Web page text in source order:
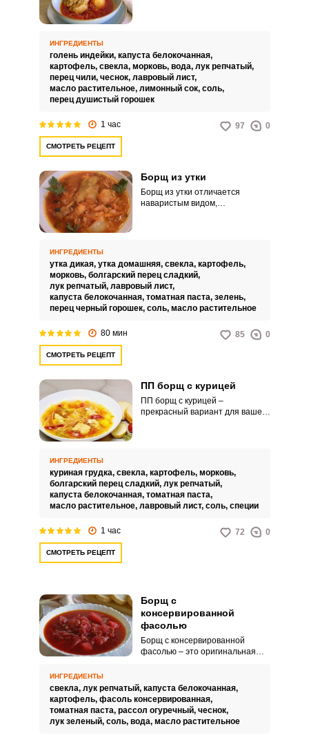
ИНГРЕДИЕНТЫ
голень индейки, капуста белокочанная,
картофель, свекла, морковь, вода, лук репчатый,
перец чили, чеснок, лавровый лист,
масло растительное, лимонный сок, соль,
перец душистый горошек
1 час 97 0
СМОТРЕТЬ РЕЦЕПТ
Борщ из утки
Борщ из утки отличается
наваристым видом,
ИНГРЕДИЕНТЫ
утка дикая, утка домашняя, свекла, картофель,
морковь, болгарский перец сладкий,
лук репчатый, лавровый лист,
капуста белокочанная, томатная паста, зелень,
перец черный горошек, соль, масло растительное
80 мин 85 0
СМОТРЕТЬ РЕЦЕПТ
ПП борщ с курицей
ПП борщ с курицей –
прекрасный вариант для вашего
ИНГРЕДИЕНТЫ
куриная грудка, свекла, картофель, морковь,
болгарский перец сладкий, лук репчатый,
капуста белокочанная, томатная паста,
масло растительное, лавровый лист, соль, специи
1 час 72 0
СМОТРЕТЬ РЕЦЕПТ
Борщ с
консервированной
фасолью
Борщ с консервированной
фасолью – это оригинальная
наполнение и сытность, а
свежие овощи добавляют
питательности. Этот борщ
прекрасно подойдёт для
ИНГРЕДИЕНТЫ
свекла, лук репчатый, капуста белокочанная,
картофель, фасоль консервированная,
томатная паста, рассол огуречный, чеснок,
лук зеленый, соль, вода, масло растительное